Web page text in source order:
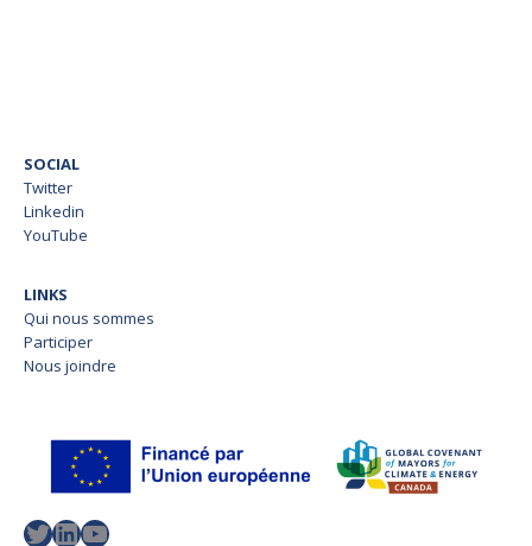
SOCIAL
Twitter
Linkedin
YouTube
LINKS
Qui nous sommes
Participer
Nous joindre
Twitter LinkedIn YouTube